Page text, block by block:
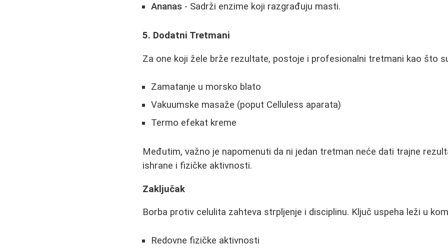
Ananas - Sadrži enzime koji razgrađuju masti.
5. Dodatni Tretmani
Za one koji žele brže rezultate, postoje i profesionalni tretmani kao što
Zamatanje u morsko blato
Vakuumske masaže (poput Celluless aparata)
Termo efekat kreme
Međutim, važno je napomenuti da ni jedan tretman neće dati trajne
ishrane i fizičke aktivnosti.
Zaključak
Borba protiv celulita zahteva strpljenje i disciplinu. Ključ uspeha leži u
Redovne fizičke aktivnosti